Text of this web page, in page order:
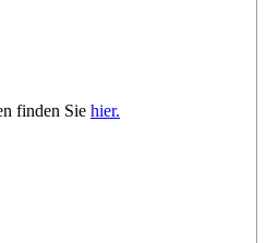
finden Sie hier.